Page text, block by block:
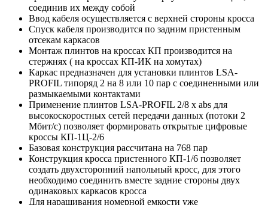
соединив их между собой
Ввод кабеля осуществляется с верхней стороны кросса
Спуск кабеля производится по задним пристенным
отсекам каркасов
Монтаж плинтов на кроссах КП производится на
стержнях ( на кроссах КП-ИК на хомутах)
Каркас предназначен для установки плинтов LSA-
PROFIL типоряд 2 на 8 или 10 пар с соединенными или
размыкаемыми контактами
Применение плинтов LSA-PROFIL 2/8 х abs для
высокоскоростных сетей передачи данных (потоки 2
Мбит/с) позволяет формировать открытые цифровые
кроссы КП-1Ц-2/6
Базовая конструкция рассчитана на 768 пар
Конструкция кросса пристенного КП-1/6 позволяет
создать двухсторонний напольный кросс, для этого
необходимо соединить вместе задние стороны двух
одинаковых каркасов кросса
Для наращивания номерной емкости уже